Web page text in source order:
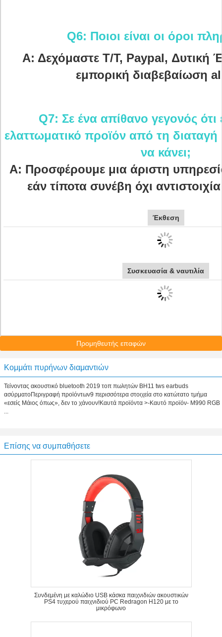
Q6: Ποιοι είναι οι όροι
Α: Δεχόμαστε T/T, Paypal, Δυτική
εμπορική διαβεβαίωση
Q7: Σε ένα απίθανο γεγονός ότι
ελαττωματικό προϊόν από τη
να κάνει;
Α: Προσφέρουμε μια άριστη
εάν τίποτα συνέβη όχι
Έκθεση
Συσκευασία & ναυτιλία
Προμηθευτής επαφών
Κομμάτι πυρήνων διαμαντιών
Τείνοντας ακουστικό bluetooth 2019 τοπ πωλητών BH11 tws earbuds
ασύρματοΠεριγραφή προϊόντων9 περισσότερα στοιχεία στο κατώτατο τμήμα
«εσείς Μάιος όπως», δεν το χάνουν!Καυτά προϊόντα >-Καυτό προϊόν- M990 RGB
...
Επίσης να συμπαθήσετε
Συνδεμένη με καλώδιο USB κάσκα παιχνιδιών ακουστικών
PS4 τυχερού παιχνιδιού PC Redragon H120 με το
μικρόφωνο